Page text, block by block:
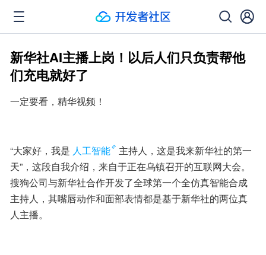
新华社AI主播上岗！以后人们只负责帮他
们充电就好了
一定要看，精华视频！
“大家好，我是 人工智能
主持人，这是我来新华社的第一
天”，这段自我介绍，来自于正在乌镇召开的互联网大会。
搜狗公司与新华社合作开发了全球第一个全仿真智能合成
主持人，其嘴唇动作和面部表情都是基于新华社的两位真
人主播。